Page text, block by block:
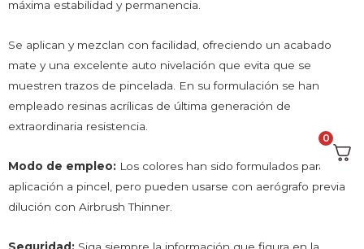
máxima estabilidad y permanencia.
Se aplican y mezclan con facilidad, ofreciendo un acabado
mate y una excelente auto nivelación que evita que se
muestren trazos de pincelada. En su formulación se han
empleado resinas acrílicas de última generación de
extraordinaria resistencia.
Modo de empleo: Los colores han sido formulados para su
aplicación a pincel, pero pueden usarse con aerógrafo previa
dilución con Airbrush Thinner.
0